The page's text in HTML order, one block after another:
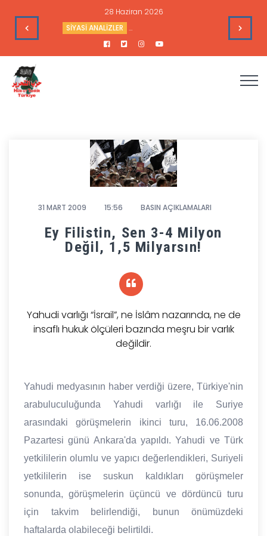
ve Amerika’nın Hedefleri HAFTALIK GÜNDEM
31 MART 2009 15:56 BASIN AÇIKLAMALARI
Ey Filistin, Sen 3-4 Milyon
Değil, 1,5 Milyarsın!
Yahudi varlığı “İsrail”, ne İslâm nazarında, ne de
insaflı hukuk ölçüleri bazında meşru bir varlık
değildir.
Yahudi medyasının haber verdiği üzere, Türkiye'nin
arabuluculuğunda Yahudi varlığı ile Suriye
arasındaki görüşmelerin ikinci turu, 16.06.2008
Pazartesi günü Ankara'da yapıldı. Yahudi ve Türk
yetkililerin olumlu ve yapıcı değerlendikleri, Suriyeli
yetkililerin ise suskun kaldıkları görüşmeler
sonunda, görüşmelerin üçüncü ve dördüncü turu
için takvim belirlendiği, bunun önümüzdeki
haftalarda olabileceği belirtildi.